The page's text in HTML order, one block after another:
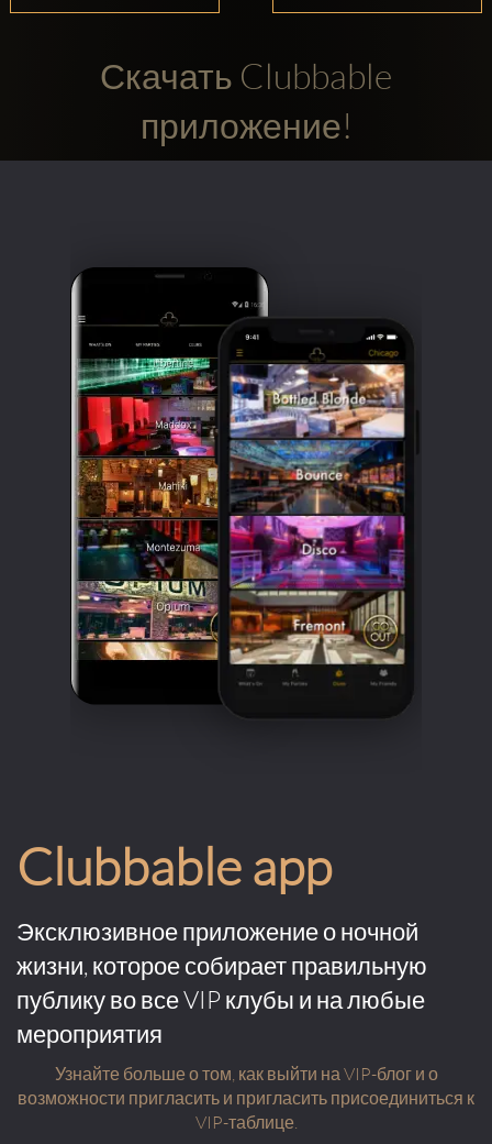
Скачать Clubbable
приложение!
Clubbable app
Эксклюзивное приложение о ночной
жизни, которое собирает правильную
публику во все VIP клубы и на любые
мероприятия
Узнайте больше о том, как выйти на VIP-блог и о
возможности пригласить и пригласить присоединиться к
VIP-таблице.